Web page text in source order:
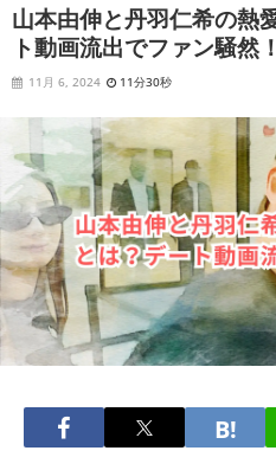
山本由伸と丹羽仁希の熱
ト動画流出でファン騒然！
11月 6, 2024 11分30秒